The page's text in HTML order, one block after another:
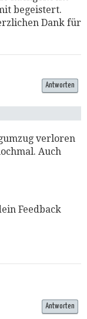
begeistert.
Dank für
verloren
Auch
Feedback
Antworten
Antworten